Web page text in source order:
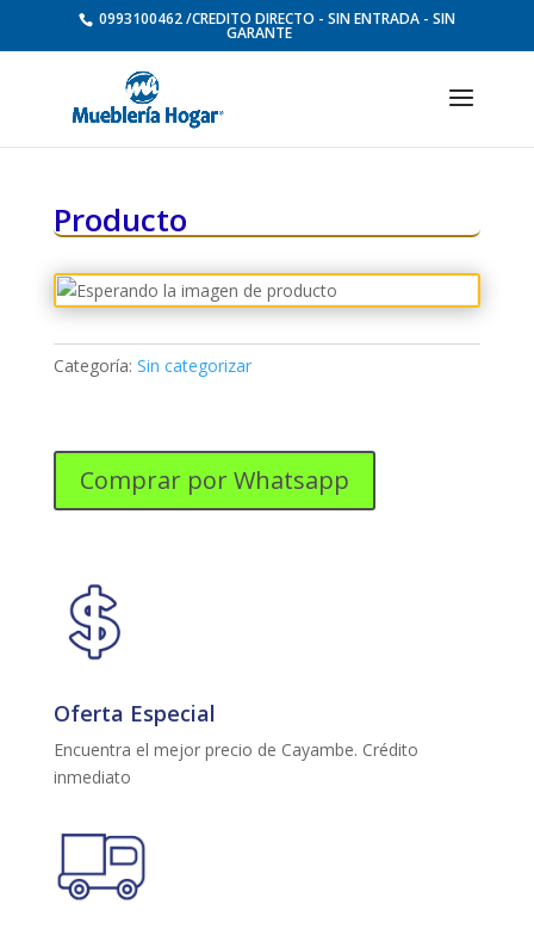
0993100462 /CREDITO DIRECTO - SIN ENTRADA - SIN
GARANTE
Producto
Categoría: Sin categorizar
Comprar por Whatsapp
Oferta Especial
Encuentra el mejor precio de Cayambe. Crédito
inmediato